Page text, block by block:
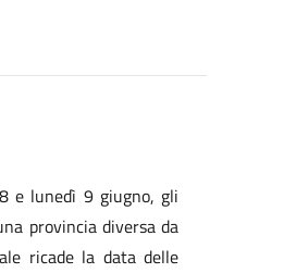
e lunedì 9 giugno, gli
provincia diversa da
ricade la data delle